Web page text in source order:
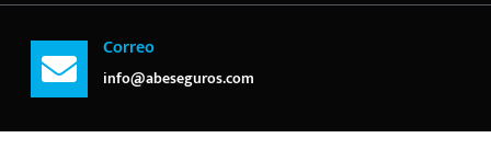
Correo
info@abeseguros.com